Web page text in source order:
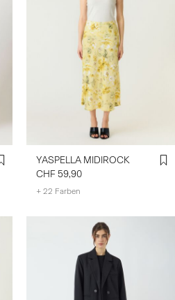
YASPELLA MIDIROCK
CHF 59,90
+ 22 Farben